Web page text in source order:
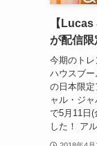
【
が配信限
今期のト
ハウスブ
の日本限
ャル・ジ
で5月11日(
した！ ア